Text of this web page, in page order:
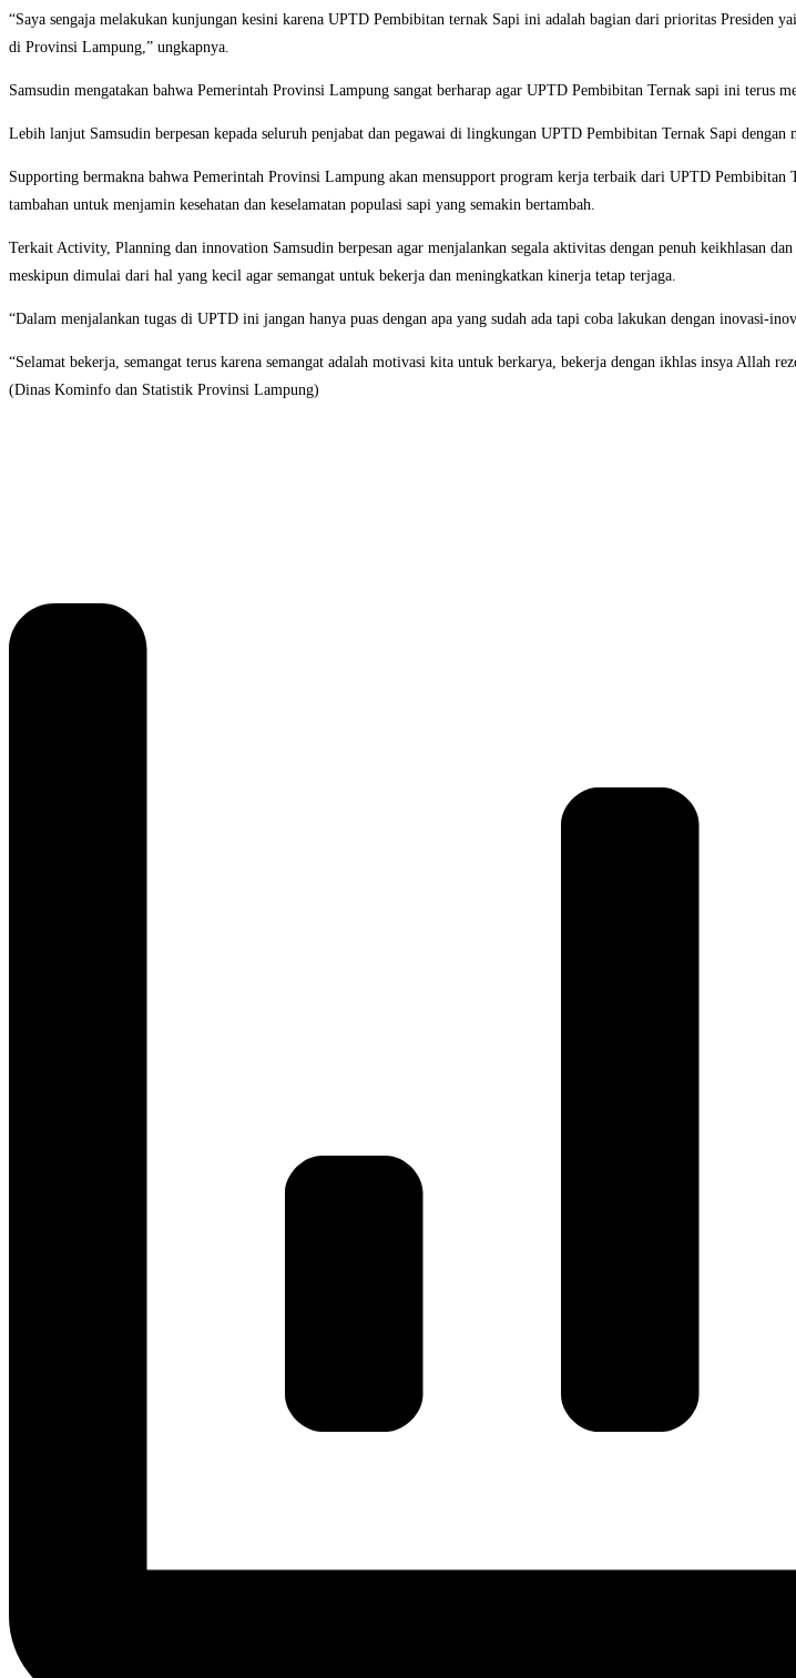
“Saya sengaja melakukan kunjungan kesini karena UPTD Pembibitan ternak Sapi ini adalah bagian dari prioritas Presiden
di Provinsi Lampung,” ungkapnya.
Samsudin mengatakan bahwa Pemerintah Provinsi Lampung sangat berharap agar UPTD Pembibitan Ternak sapi ini terus
Lebih lanjut Samsudin berpesan kepada seluruh penjabat dan pegawai di lingkungan UPTD Pembibitan Ternak Sapi
Supporting bermakna bahwa Pemerintah Provinsi Lampung akan mensupport program kerja terbaik dari UPTD Pembibitan
tambahan untuk menjamin kesehatan dan keselamatan populasi sapi yang semakin bertambah.
Terkait Activity, Planning dan innovation Samsudin berpesan agar menjalankan segala aktivitas dengan penuh keikhlasan
meskipun dimulai dari hal yang kecil agar semangat untuk bekerja dan meningkatkan kinerja tetap terjaga.
“Dalam menjalankan tugas di UPTD ini jangan hanya puas dengan apa yang sudah ada tapi coba lakukan dengan inovasi-
“Selamat bekerja, semangat terus karena semangat adalah motivasi kita untuk berkarya, bekerja dengan ikhlas insya Allah
(Dinas Kominfo dan Statistik Provinsi Lampung)